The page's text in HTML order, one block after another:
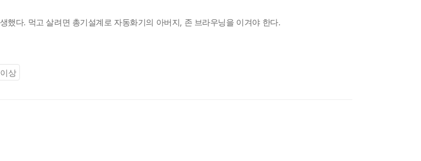
했다. 먹고 살려면 총기설계로 자동화기의 아버지, 존 브라우닝을 이겨야 한다.
상